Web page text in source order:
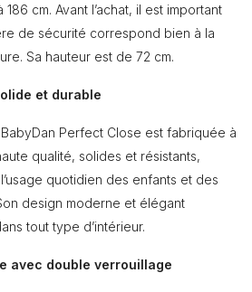
cm. Avant l’achat, il est important
de sécurité correspond bien à la
Sa hauteur est de 72 cm.
et durable
Perfect Close est fabriquée à
qualité, solides et résistants,
quotidien des enfants et des
design moderne et élégant
tout type d’intérieur.
avec double verrouillage